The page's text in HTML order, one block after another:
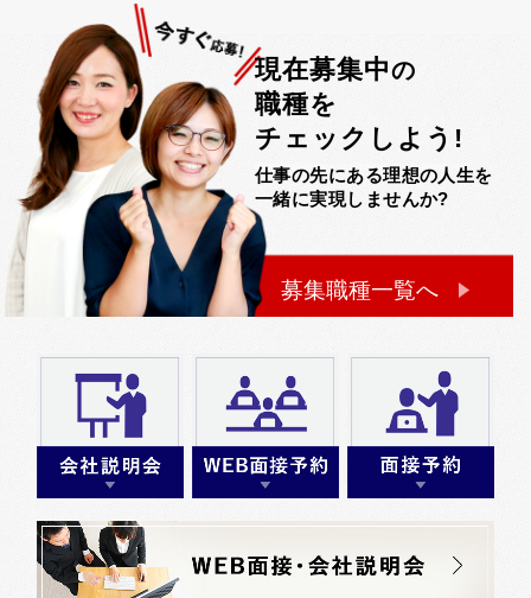
現在募集中の
職種を
チェックしよう!
仕事の先にある理想の人生を
一緒に実現しませんか?
募集職種一覧へ